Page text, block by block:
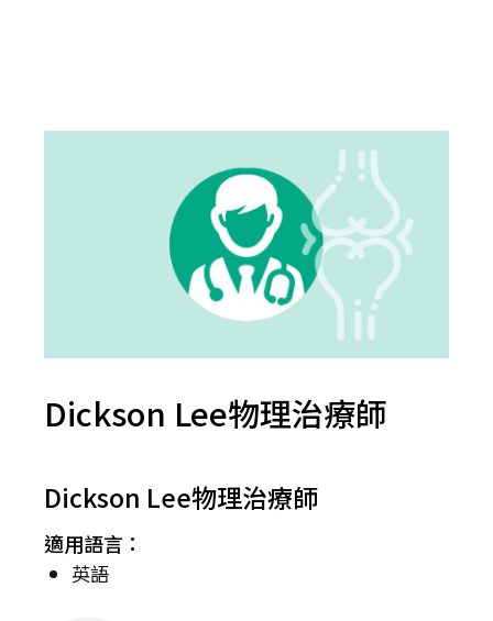
Dickson Lee物理治療師
Dickson Lee物理治療師
適用語言：
英語